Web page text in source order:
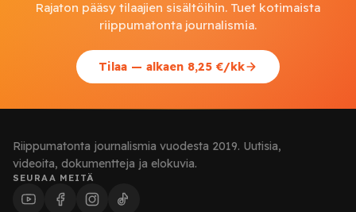
Rajaton pääsy tilaajien sisältöihin. Tuet kotimaista
riippumatonta journalismia.
Tilaa — alkaen 8,25 €/kk
Riippumatonta journalismia vuodesta 2019. Uutisia,
videoita, dokumentteja ja elokuvia.
SEURAA MEITÄ